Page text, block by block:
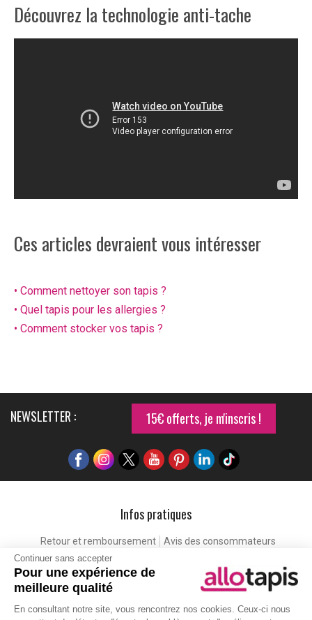
Continuer sans accepter
Pour une expérience de
meilleure qualité
En consultant notre site, vous rencontrez nos cookies. Ceux-ci nous
Découvrez la technologie anti-tache
Ces articles devraient vous intéresser
• Comment nettoyer son tapis ?
• Quel tapis pour les allergies ?
• Comment stocker vos tapis ?
NEWSLETTER : 15€ offerts, je m'inscris !
Infos pratiques
Retour et remboursement
Avis des consommateurs
Tapis et paillasson personnalisé
Eco-participation
Codes promo
Vos avantages